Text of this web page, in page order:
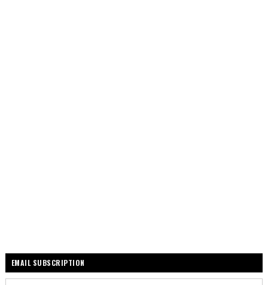
EMAIL SUBSCRIPTION